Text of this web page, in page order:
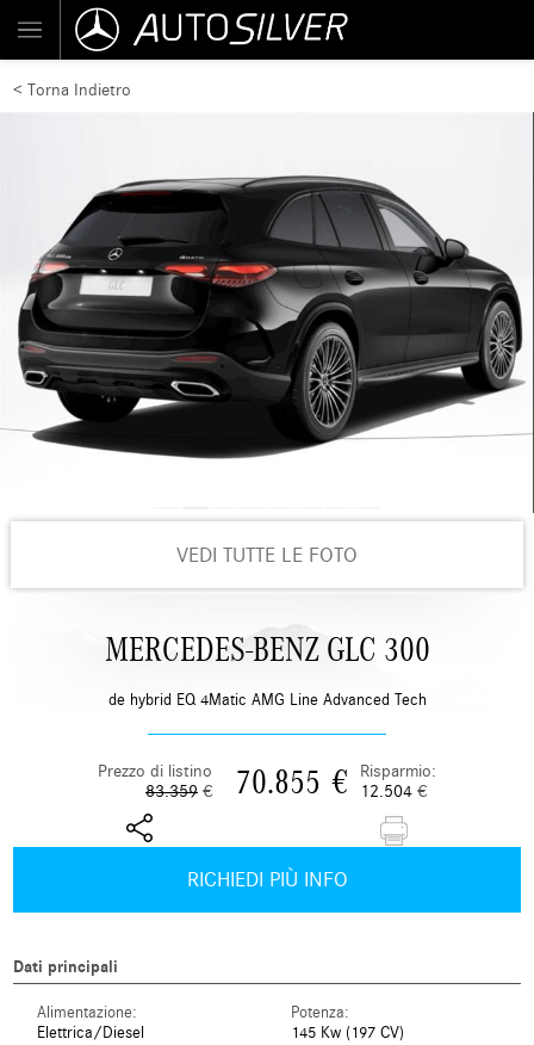
< Torna Indietro
VEDI TUTTE LE FOTO
MERCEDES-BENZ GLC 300
de hybrid EQ 4Matic AMG Line Advanced Tech
Prezzo di listino
83.359 € 70.855 €
Risparmio:
12.504 €
RICHIEDI PIÙ INFO
Dati principali
Alimentazione:
Elettrica/Diesel
Potenza:
145 Kw (197 CV)